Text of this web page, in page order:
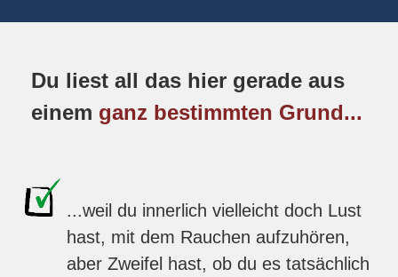
Du liest all das hier gerade aus
einem ganz bestimmten Grund...
...weil du innerlich vielleicht doch Lust
hast, mit dem Rauchen aufzuhören,
aber Zweifel hast, ob du es tatsächlich